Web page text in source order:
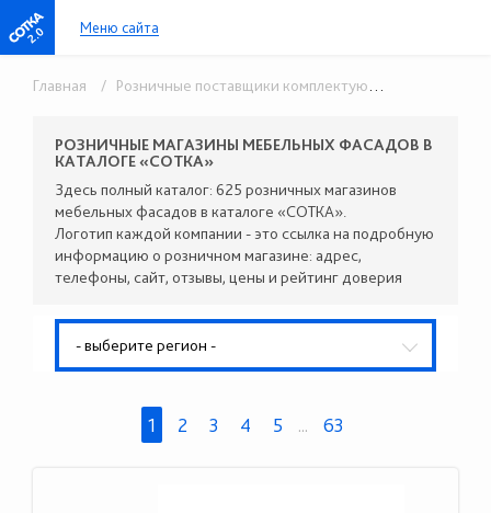
2.0 Меню сайта
Главная / Розничные поставщики комплектующих
РОЗНИЧНЫЕ МАГАЗИНЫ МЕБЕЛЬНЫХ ФАСАДОВ В
КАТАЛОГЕ «СОТКА»
Здесь полный каталог: 625 розничных магазинов
мебельных фасадов в каталоге «СОТКА».
Логотип каждой компании - это ссылка на подробную
информацию о розничном магазине: адрес,
телефоны, сайт, отзывы, цены и рейтинг доверия
- выберите регион -
1 2 3 4 5 ... 63